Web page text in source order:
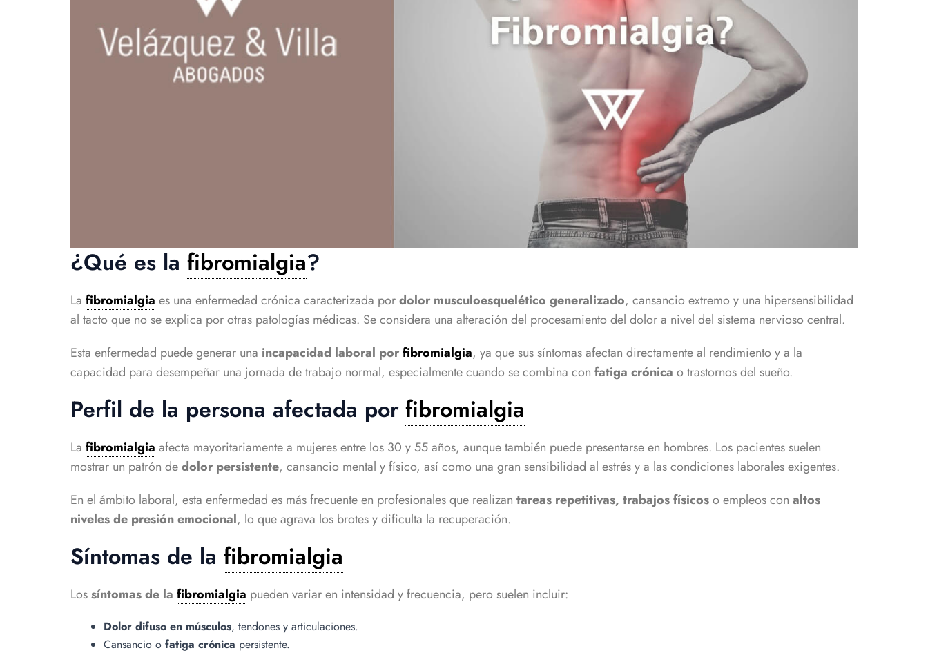
¿Qué es la fibromialgia?
La fibromialgia es una enfermedad crónica caracterizada pordolor musculoesquelético generalizado, cansancio extremo y una hipersensibilidad
al tacto que no se explica por otras patologías médicas. Se considera una alteración del procesamiento del dolor a nivel del sistema nervioso central.
Esta enfermedad puede generar una incapacidad laboral porfibromialgia, ya que sus síntomas afectan directamente al rendimiento y a la
capacidad para desempeñar una jornada de trabajo normal, especialmente cuando se combina con fatiga crónica o trastornos del sueño.
Perfil de la persona afectada porfibromialgia
La fibromialgia afecta mayoritariamente a mujeres entre los 30 y 55 años, aunque también puede presentarse en hombres. Los pacientes suelen
mostrar un patrón dedolor persistente, cansancio mental y físico, así como una gran sensibilidad al estrés y a las condiciones laborales exigentes.
En el ámbito laboral, esta enfermedad es más frecuente en profesionales que realizan tareas repetitivas, trabajos físicoso empleos con altos
niveles de presión emocional, lo que agrava los brotes y dificulta la recuperación.
Síntomas de la fibromialgia
Lossíntomas de la fibromialgia pueden variar en intensidad y frecuencia, pero suelen incluir:
Dolor difuso en músculos, tendones y articulaciones.
Cansancio o fatiga crónica persistente.